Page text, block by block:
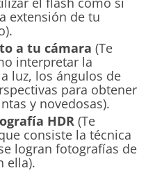
extensión de tu
a tu cámara (Te
interpretar la
luz, los ángulos de
para obtener
y novedosas).
HDR (Te
consiste la técnica
logran fotografías de
ella).